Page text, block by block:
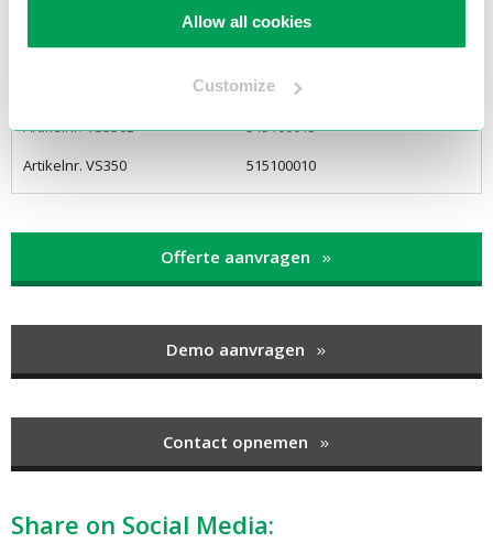
Allow all cookies
Customize
45° – 0° – 45°
Afm. zaagblad Ø mm
350 x 3 x 32
360 kg
Artikelnr. VS350L
515100013
Artikelnr. VS350
515100010
Offerte aanvragen
Demo aanvragen
Contact opnemen
Share on Social Media: